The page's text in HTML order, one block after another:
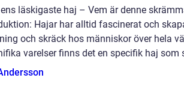
läskigaste haj – Vem är denne
Hajar har alltid fascinerat och
och skräck hos människor över hela
varelser finns det en specifik haj som